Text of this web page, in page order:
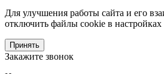
Для улучшения работы сайта и его
отключить файлы cookie в настройках
Принять
Закажите звонок